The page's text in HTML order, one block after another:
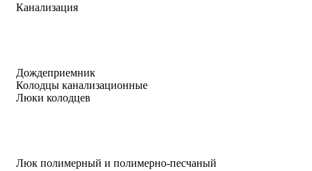
Канализация
Дождеприемник
Колодцы канализационные
Люки колодцев
Люк полимерный и полимерно-песчаный